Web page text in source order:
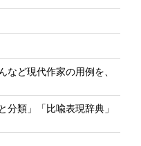
ど現代作家の用例を、
類」「比喩表現辞典」